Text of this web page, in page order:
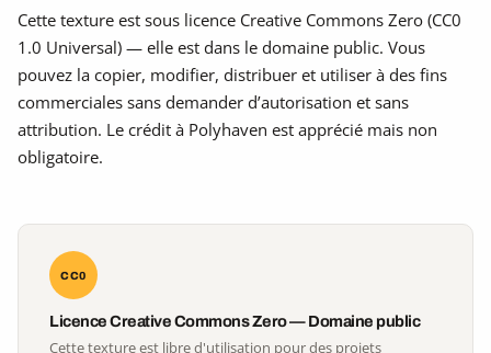
Cette texture est sous licence Creative Commons Zero (CC0
1.0 Universal) — elle est dans le domaine public. Vous
pouvez la copier, modifier, distribuer et utiliser à des fins
commerciales sans demander d’autorisation et sans
attribution. Le crédit à Polyhaven est apprécié mais non
obligatoire.
CC0
Licence Creative Commons Zero — Domaine public
Cette texture est libre d'utilisation pour des projets